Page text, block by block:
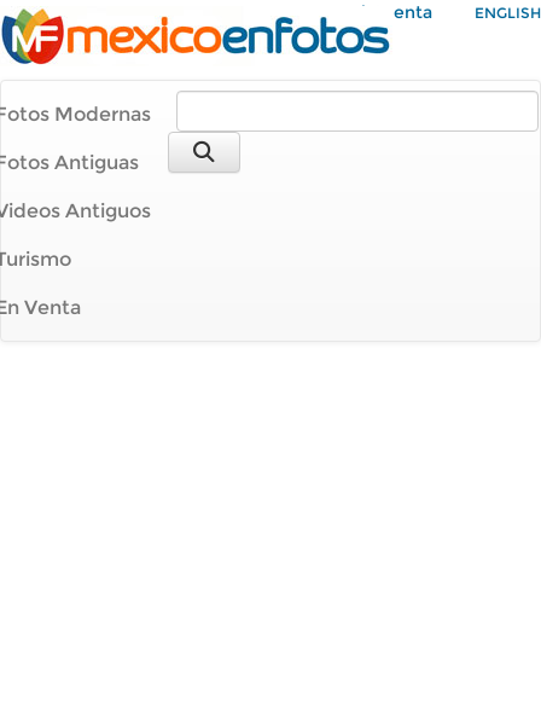
Mi Cuenta ENGLISH
Modernas
Antiguas
Antiguos
Venta